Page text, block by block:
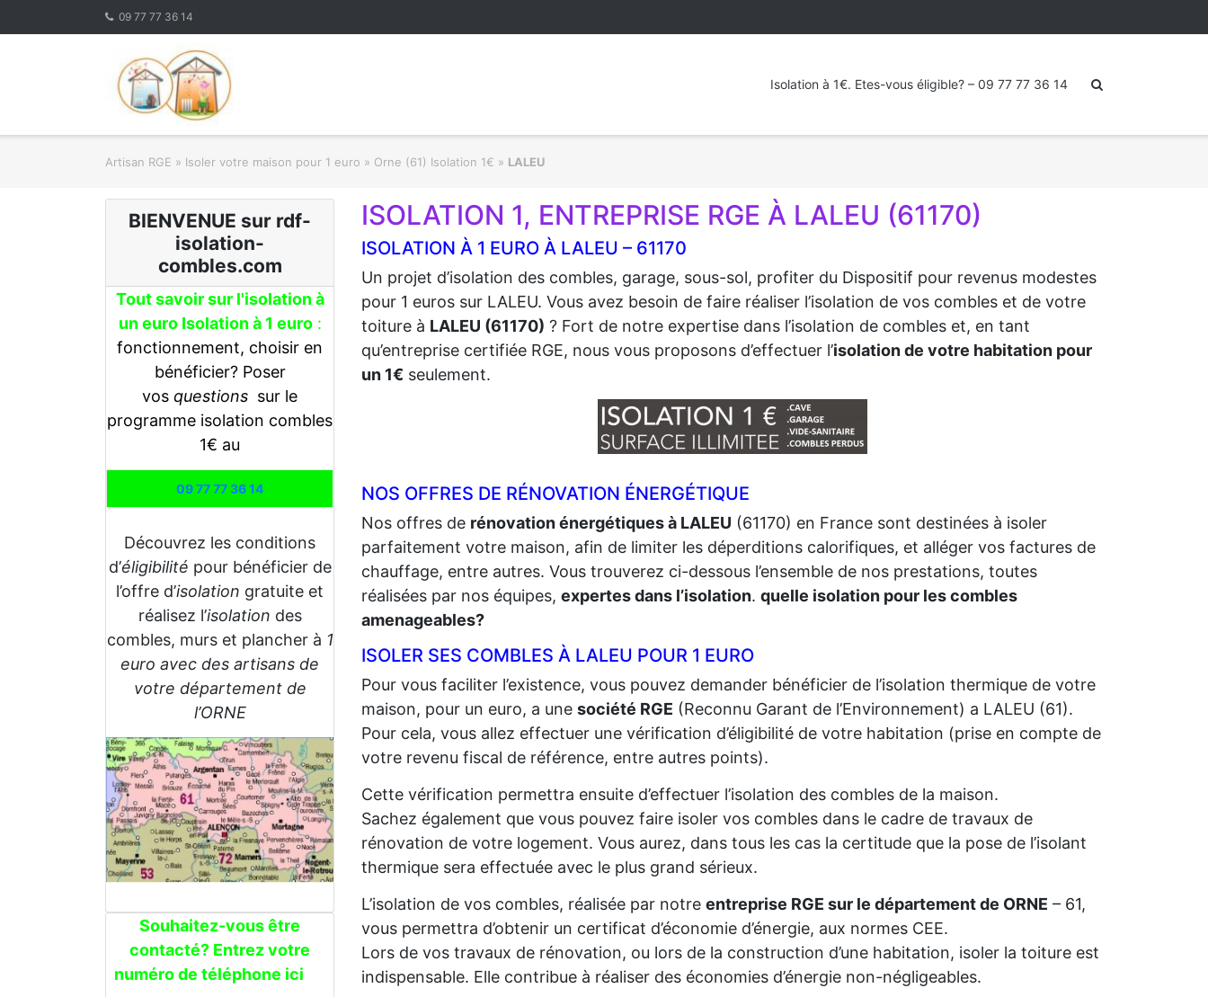
09 77 77 36 14
Isolation à 1€. Etes-vous éligible? – 09 77 77 36 14
Artisan RGE » Isoler votre maison pour 1 euro » Orne (61) Isolation 1€ » LALEU
BIENVENUE sur rdf-
isolation-
combles.com
Tout savoir sur l'isolation à
un euro Isolation à 1 euro:
fonctionnement, choisir en
bénéficier? Poser
vos questions sur le
programme isolation combles
1€ au
09 77 77 36 14
Découvrez les conditions
d’éligibilité pour bénéficier de
l’offre d’isolation gratuite et
réalisez l’isolation des
combles, murs et plancher à 1
euro avec des artisans de
votre département de
l’ORNE
Souhaitez-vous être
contacté? Entrez votre
numéro de téléphone ici
ISOLATION 1, ENTREPRISE RGE À LALEU (61170)
ISOLATION À 1 EURO À LALEU – 61170
Un projet d’isolation des combles, garage, sous-sol, profiter du Dispositif pour revenus modestes
pour 1 euros sur LALEU. Vous avez besoin de faire réaliser l’isolation de vos combles et de votre
toiture à LALEU (61170) ? Fort de notre expertise dans l’isolation de combles et, en tant
qu’entreprise certifiée RGE, nous vous proposons d’effectuer l’isolation de votre habitation pour
un 1€ seulement.
NOS OFFRES DE RÉNOVATION ÉNERGÉTIQUE
Nos offres de rénovation énergétiques à LALEU (61170) en France sont destinées à isoler
parfaitement votre maison, afin de limiter les déperditions calorifiques, et alléger vos factures de
chauffage, entre autres. Vous trouverez ci-dessous l’ensemble de nos prestations, toutes
réalisées par nos équipes, expertes dans l’isolation. quelle isolation pour les combles
amenageables?
ISOLER SES COMBLES À LALEU POUR 1 EURO
Pour vous faciliter l’existence, vous pouvez demander bénéficier de l’isolation thermique de votre
maison, pour un euro, a une société RGE (Reconnu Garant de l’Environnement) a LALEU (61).
Pour cela, vous allez effectuer une vérification d’éligibilité de votre habitation (prise en compte de
votre revenu fiscal de référence, entre autres points).
Cette vérification permettra ensuite d’effectuer l’isolation des combles de la maison.
Sachez également que vous pouvez faire isoler vos combles dans le cadre de travaux de
rénovation de votre logement. Vous aurez, dans tous les cas la certitude que la pose de l’isolant
thermique sera effectuée avec le plus grand sérieux.
L’isolation de vos combles, réalisée par notre entreprise RGE sur le département de ORNE – 61,
vous permettra d’obtenir un certificat d’économie d’énergie, aux normes CEE.
Lors de vos travaux de rénovation, ou lors de la construction d’une habitation, isoler la toiture est
indispensable. Elle contribue à réaliser des économies d’énergie non-négligeables.